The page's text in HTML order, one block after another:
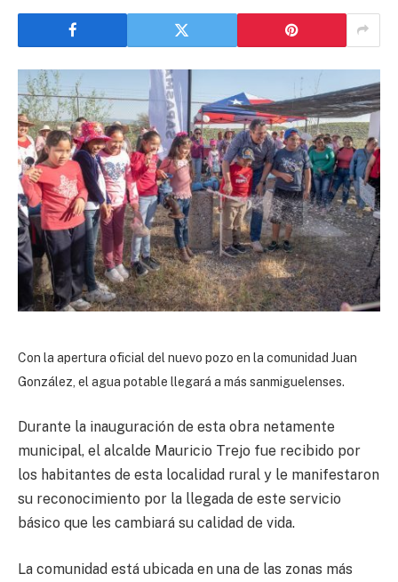
Con la apertura oficial del nuevo pozo en la comunidad Juan
González, el agua potable llegará a más sanmiguelenses.
Durante la inauguración de esta obra netamente
municipal, el alcalde Mauricio Trejo fue recibido por
los habitantes de esta localidad rural y le manifestaron
su reconocimiento por la llegada de este servicio
básico que les cambiará su calidad de vida.
La comunidad está ubicada en una de las zonas más